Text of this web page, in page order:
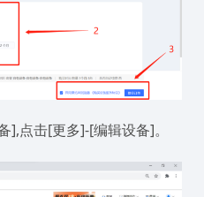
],点击[更多]-[编辑设备]。